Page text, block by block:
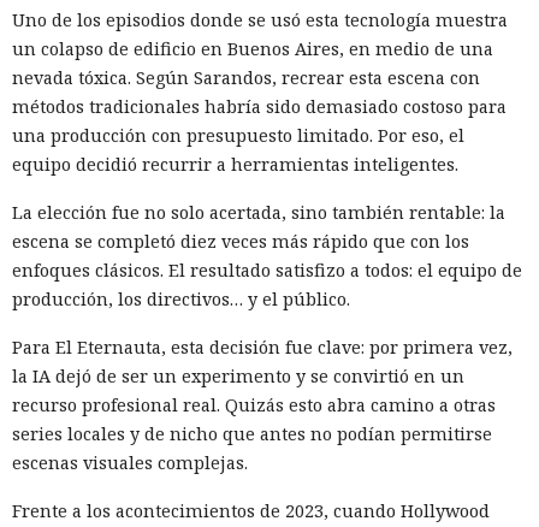
Uno de los episodios donde se usó esta tecnología muestra
un colapso de edificio en Buenos Aires, en medio de una
nevada tóxica. Según Sarandos, recrear esta escena con
métodos tradicionales habría sido demasiado costoso para
una producción con presupuesto limitado. Por eso, el
equipo decidió recurrir a herramientas inteligentes.
La elección fue no solo acertada, sino también rentable: la
escena se completó diez veces más rápido que con los
enfoques clásicos. El resultado satisfizo a todos: el equipo de
producción, los directivos… y el público.
Para El Eternauta, esta decisión fue clave: por primera vez,
la IA dejó de ser un experimento y se convirtió en un
recurso profesional real. Quizás esto abra camino a otras
series locales y de nicho que antes no podían permitirse
escenas visuales complejas.
Frente a los acontecimientos de 2023, cuando Hollywood